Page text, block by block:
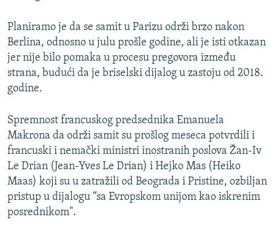
Planiramo je da se samit u Parizu održi brzo nakon
Berlina, odnosno u julu prošle godine, ali je isti otkazan
jer nije bilo pomaka u procesu pregovora između
strana, budući da je briselski dijalog u zastoju od 2018.
godine.
Spremnost francuskog predsednika Emanuela
Makrona da održi samit su prošlog meseca potvrdili i
francuski i nemački ministri inostranih poslova Žan-Iv
Le Drian (Jean-Yves Le Drian) i Hejko Mas (Heiko
Maas) koji su u zatražili od Beograda i Pristine, ozbiljan
pristup u dijalogu “sa Evropskom unijom kao iskrenim
posrednikom".